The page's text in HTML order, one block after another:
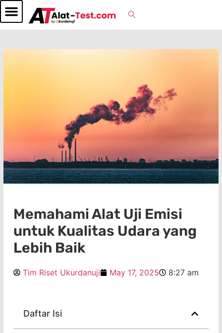
Memahami Alat Uji Emisi
untuk Kualitas Udara yang
Lebih Baik
Tim Riset Ukurdanuji May 17, 2025 8:27 am
Daftar Isi